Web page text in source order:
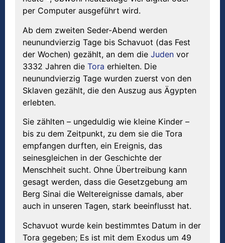
per Computer ausgeführt wird.
Ab dem zweiten Seder-Abend werden
neunundvierzig Tage bis Schavuot (das Fest
der Wochen) gezählt, an dem die Juden vor
3332 Jahren die Tora erhielten. Die
neunundvierzig Tage wurden zuerst von den
Sklaven gezählt, die den Auszug aus Ägypten
erlebten.
Sie zählten – ungeduldig wie kleine Kinder –
bis zu dem Zeitpunkt, zu dem sie die Tora
empfangen durften, ein Ereignis, das
seinesgleichen in der Geschichte der
Menschheit sucht. Ohne Übertreibung kann
gesagt werden, dass die Gesetzgebung am
Berg Sinai die Weltereignisse damals, aber
auch in unseren Tagen, stark beeinflusst hat.
Schavuot wurde kein bestimmtes Datum in der
Tora gegeben; Es ist mit dem Exodus um 49